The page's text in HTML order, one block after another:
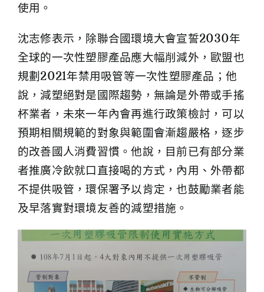
使用。
沈志修表示，除聯合國環境大會宣誓2030年
全球的一次性塑膠產品應大幅削減外，歐盟也
規劃2021年禁用吸管等一次性塑膠產品；他
說，減塑絕對是國際趨勢，無論是外帶或手搖
杯業者，未來一年內會再進行政策檢討，可以
預期相關規範的對象與範圍會漸趨嚴格，逐步
的改善國人消費習慣。他說，目前已有部分業
者推廣冷飲就口直接喝的方式，內用、外帶都
不提供吸管，環保署予以肯定，也鼓勵業者能
及早落實對環境友善的減塑措施。